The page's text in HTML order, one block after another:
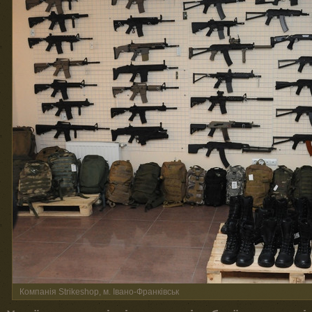
Компанія Strikeshop, м. Івано-Франківськ